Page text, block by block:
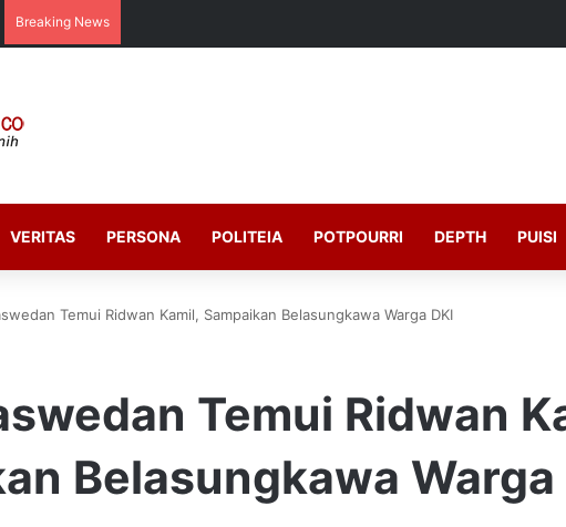
Breaking News
VERITAS PERSONA POLITEIA POTPOURRI DEPTH PUISI
Temui Ridwan Kamil, Sampaikan Belasungkawa Warga DKI
Temui Ridwan
Belasungkawa Warga